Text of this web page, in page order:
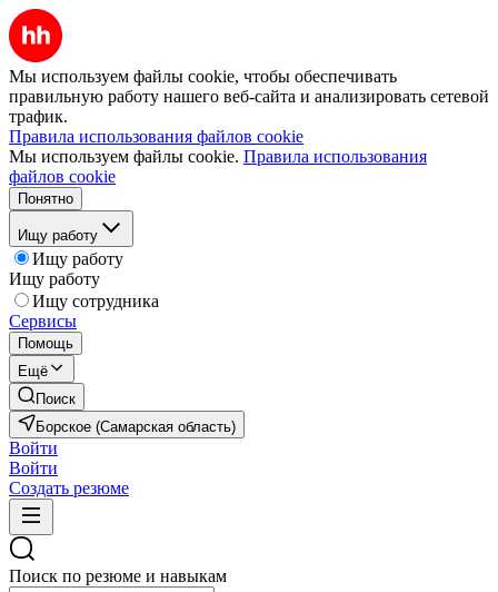
Мы используем файлы cookie, чтобы обеспечивать
правильную работу нашего веб-сайта и анализировать сетевой
трафик.
Правила использования файлов cookie
Мы используем файлы cookie. Правила использования
файлов cookie
Понятно
Ищу работу
Ищу работу
Ищу работу
Ищу сотрудника
Сервисы
Помощь
Ещё
Поиск
Борское (Самарская область)
Войти
Войти
Создать резюме
Поиск по резюме и навыкам